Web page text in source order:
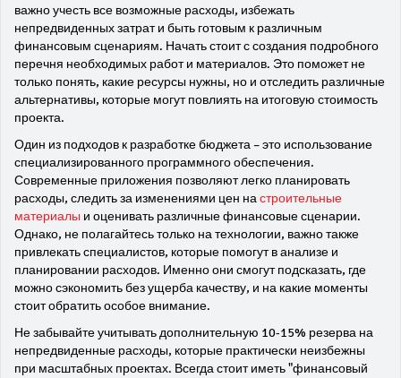
важно учесть все возможные расходы, избежать
непредвиденных затрат и быть готовым к различным
финансовым сценариям. Начать стоит с создания подробного
перечня необходимых работ и материалов. Это поможет не
только понять, какие ресурсы нужны, но и отследить различные
альтернативы, которые могут повлиять на итоговую стоимость
проекта.
Один из подходов к разработке бюджета – это использование
специализированного программного обеспечения.
Современные приложения позволяют легко планировать
расходы, следить за изменениями цен настроительные
материалы и оценивать различные финансовые сценарии.
Однако, не полагайтесь только на технологии, важно также
привлекать специалистов, которые помогут в анализе и
планировании расходов. Именно они смогут подсказать, где
можно сэкономить без ущерба качеству, и на какие моменты
стоит обратить особое внимание.
Не забывайте учитывать дополнительную 10-15% резерва на
непредвиденные расходы, которые практически неизбежны
при масштабных проектах. Всегда стоит иметь "финансовый